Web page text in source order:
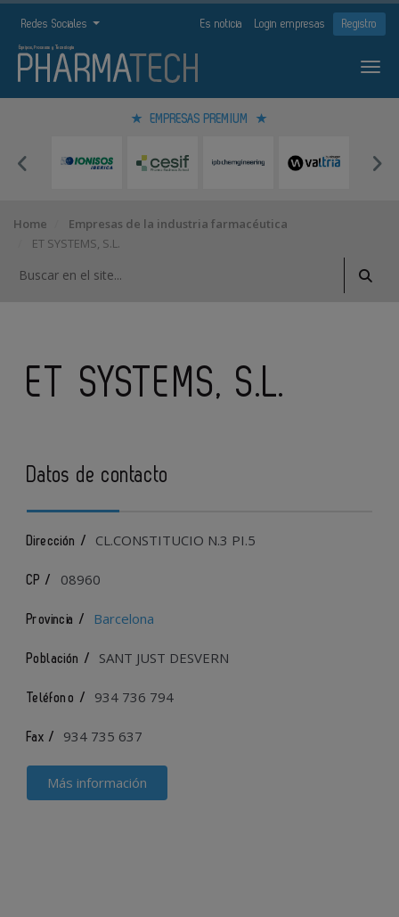
Redes Sociales Es noticia Login empresas Registro
EMPRESAS PREMIUM
Home
Empresas de la industria farmacéutica
ET SYSTEMS, S.L.
ET SYSTEMS, S.L.
Datos de contacto
Dirección / CL.CONSTITUCIO N.3 PI.5
CP / 08960
Provincia / Barcelona
Población / SANT JUST DESVERN
Teléfono / 934 736 794
Fax / 934 735 637
Más información